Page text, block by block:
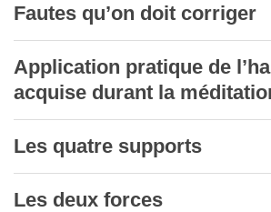
Fautes qu’on doit corriger
Application pratique de
acquise durant la
Les quatre supports
Les deux forces